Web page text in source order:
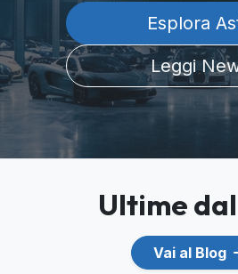
Esplora
Leggi
Ultime
Vai al Blog